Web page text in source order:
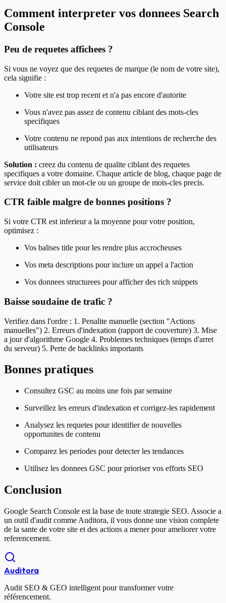
Comment interpreter vos donnees Search
Console
Peu de requetes affichees ?
Si vous ne voyez que des requetes de marque (le nom de votre site),
cela signifie :
Votre site est trop recent et n'a pas encore d'autorite
Vous n'avez pas assez de contenu ciblant des mots-cles
specifiques
Votre contenu ne repond pas aux intentions de recherche des
utilisateurs
Solution : creez du contenu de qualite ciblant des requetes
specifiques a votre domaine. Chaque article de blog, chaque page de
service doit cibler un mot-cle ou un groupe de mots-cles precis.
CTR faible malgre de bonnes positions ?
Si votre CTR est inferieur a la moyenne pour votre position,
optimisez :
Vos balises title pour les rendre plus accrocheuses
Vos meta descriptions pour inclure un appel a l'action
Vos donnees structurees pour afficher des rich snippets
Baisse soudaine de trafic ?
Verifiez dans l'ordre : 1. Penalite manuelle (section "Actions
manuelles") 2. Erreurs d'indexation (rapport de couverture) 3. Mise
a jour d'algorithme Google 4. Problemes techniques (temps d'arret
du serveur) 5. Perte de backlinks importants
Bonnes pratiques
Consultez GSC au moins une fois par semaine
Surveillez les erreurs d'indexation et corrigez-les rapidement
Analysez les requetes pour identifier de nouvelles
opportunites de contenu
Comparez les periodes pour detecter les tendances
Utilisez les donnees GSC pour prioriser vos efforts SEO
Conclusion
Google Search Console est la base de toute strategie SEO. Associe a
un outil d'audit comme Auditora, il vous donne une vision complete
de la sante de votre site et des actions a mener pour ameliorer votre
referencement.
Auditora
Audit SEO & GEO intelligent pour transformer votre
référencement.